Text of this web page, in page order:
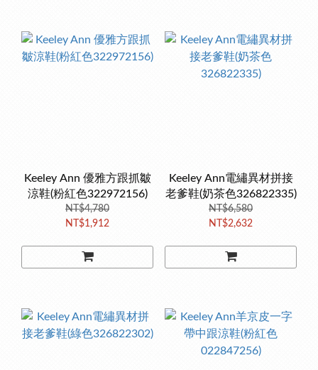
Keeley Ann 優雅方跟抓皺
涼鞋(粉紅色322972156)
NT$4,780
NT$1,912
Keeley Ann電繡異材拼接
老爹鞋(奶茶色326822335)
NT$6,580
NT$2,632